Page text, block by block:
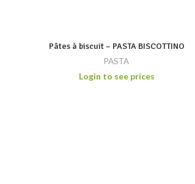
Pâtes à biscuit – PASTA BISCOTTINO
PASTA
Login to see prices